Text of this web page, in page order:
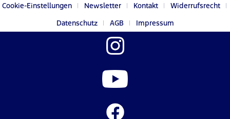
Cookie-Einstellungen Newsletter Kontakt
Widerrufsrecht
Datenschutz
AGB Impressum